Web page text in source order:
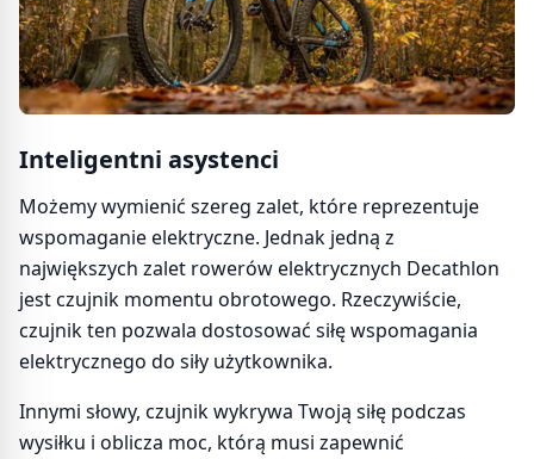
Inteligentni asystenci
Możemy wymienić szereg zalet, które reprezentuje
wspomaganie elektryczne. Jednak jedną z
największych zalet rowerów elektrycznych Decathlon
jest czujnik momentu obrotowego. Rzeczywiście,
czujnik ten pozwala dostosować siłę wspomagania
elektrycznego do siły użytkownika.
Innymi słowy, czujnik wykrywa Twoją siłę podczas
wysiłku i oblicza moc, którą musi zapewnić